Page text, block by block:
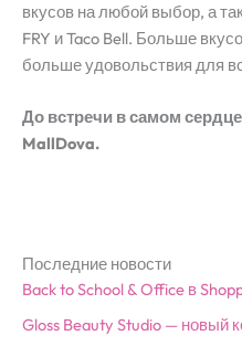
вкусов на любой выбор, а
FRY и Taco Bell. Больше
больше удовольствия для
До встречи в самом
MallDova.
Последние новости
Back to School & Office в
Gloss Beauty Studio — новый